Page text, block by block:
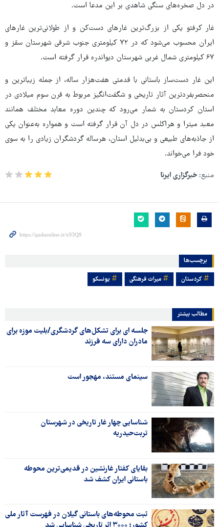
در دل صخره‌های سنگی شاهدی بر این مدعا است.
غار کرفتو یکی از بزرگ‌ترین غارهای دست‌کن و از طولانی‌ترین غارهای
ایران محسوب می‌شود که در ۷۲ کیلومتری جنوب شرقی شهرستان سقز و
۶۷ کیلومتری شمال غربی شهرستان دیواندره قرار گرفته است.
این غار دست‌ساز باستانی با قدمتی هفت‌هزار ساله، از جمله زیباترین و
منحصربفردترین آثار تاریخی و شگفت‌انگیز مربوط به قرن سوم میلادی در
استان کردستان به‌ شمار می‌رود که چندین دوره معابد مختلف همانند
معبد میترا و هراکلس در دل آن قرار گرفته است و همواره به‌عنوان یکی
از جاذبه‌های طبیعی و بی‌بدلیل استان، هرساله گردشگران زیادی را به سوی
خود فرا می‌خواند.
منبع: خبرگزاری ایرنا
برچسب‌ها
کردستان میراث فرهنگی یونسکو
مطالب بیشتر
جلسه ای برای تشکل‌های گردشگری/بلیت موزه برای
مادران دارای سه فرزند
سینمای مستند، مهجور است
شناسایی چهار غار تاریخی در شهرستان
تربت‌حیدریه
بقایای کفتار غارنشین در قدیمی‌ترین محوطه
باستانی ایران کشف شد
ثبت محوطه‌های باستانی گیلان در فهرست آثار ملی